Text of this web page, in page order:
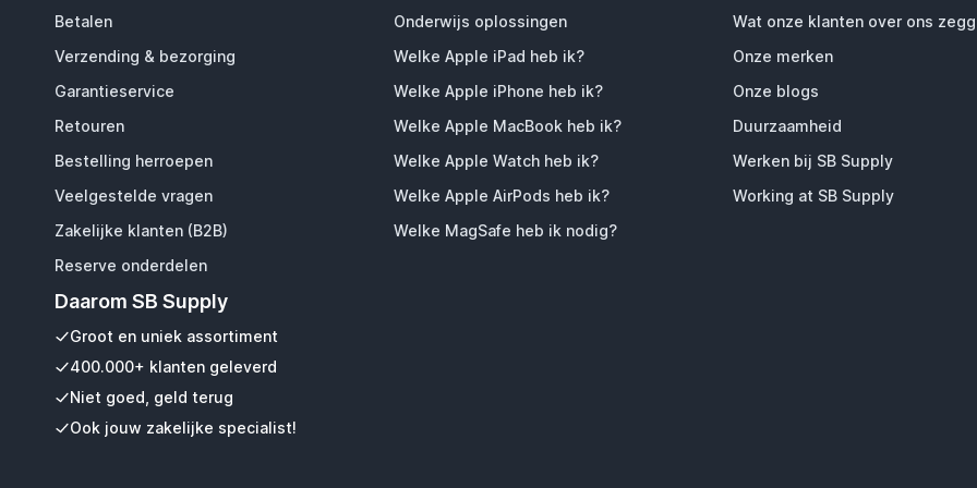
Betalen
Verzending & bezorging
Garantieservice
Retouren
Bestelling herroepen
Veelgestelde vragen
Zakelijke klanten (B2B)
Reserve onderdelen
Daarom SB Supply
Groot en uniek assortiment
400.000+ klanten geleverd
Niet goed, geld terug
Ook jouw zakelijke specialist!
Onderwijs oplossingen
Welke Apple iPad heb ik?
Welke Apple iPhone heb ik?
Welke Apple MacBook heb ik?
Welke Apple Watch heb ik?
Welke Apple AirPods heb ik?
Welke MagSafe heb ik nodig?
Wat onze klanten over ons
Onze merken
Onze blogs
Duurzaamheid
Werken bij SB Supply
Working at SB Supply